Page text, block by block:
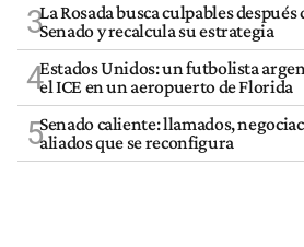
3La Rosada busca culpables
Senado y recalcula su estrategia
4Estados Unidos: un futbolista
el ICE en un aeropuerto de Florida
5Senado caliente: llamados,
aliados que se reconfigura